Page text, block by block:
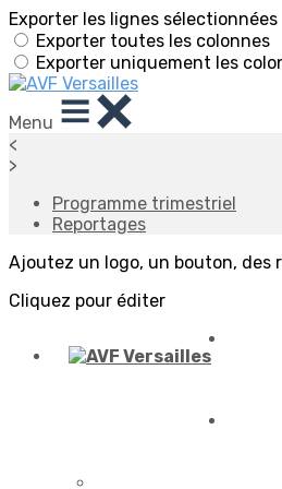
Exporter les lignes sélectionnées
Exporter toutes les colonnes
Exporter uniquement les
Menu
<
>
Programme trimestriel
Reportages
Ajoutez un logo, un bouton, des
Cliquez pour éditer